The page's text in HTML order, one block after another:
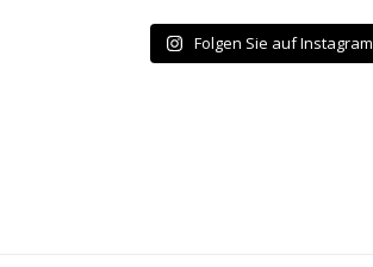
Folgen Sie auf Instagram